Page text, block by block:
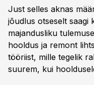
Just selles aknas
jõudlus otseselt saagi
majandusliku
hooldus ja remont
tööriist, mille tegelik
suurem, kui